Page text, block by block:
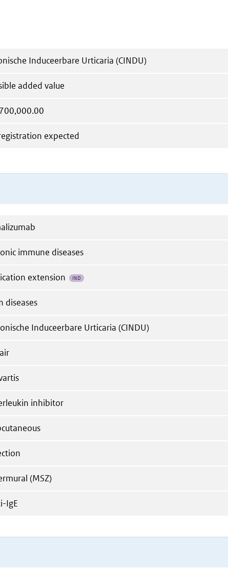
Induceerbare Urticaria (CINDU)
added value
expected
immune diseases
extension IND
diseases
Induceerbare Urticaria (CINDU)
inhibitor
(MSZ)
IgE